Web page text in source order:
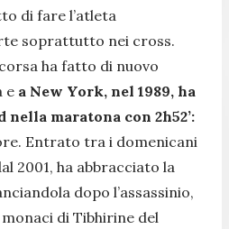
di fare l’atleta
soprattutto nei cross.
ha fatto di nuovo
e a New York, nel 1989, ha
maratona con 2h52’:
Entrato tra i domenicani
2001, ha abbracciato la
dopo l’assassinio,
di Tibhirine del